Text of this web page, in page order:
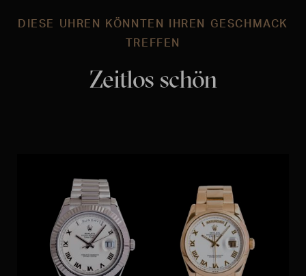
DIESE UHREN KÖNNTEN IHREN GESCHMACK
TREFFEN
Zeitlos schön